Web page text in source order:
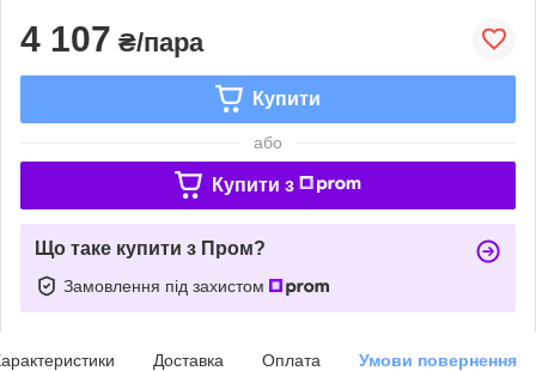
4 107 ₴/пара
Купити
або
Купити з
Що таке купити з Пром?
Замовлення під захистом
Доставка Оплата Умови повернення